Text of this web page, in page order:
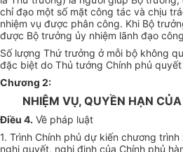
chỉ đạo một số mặt công tác và chịu
nhiệm vụ được phân công. Khi Bộ
được Bộ trưởng ủy nhiệm lãnh đạo
Số lượng Thứ trưởng ở mỗi bộ không
đặc biệt do Thủ tướng Chính phủ quyết
Chương 2:
NHIỆM VỤ, QUYỀN HẠN
Điều 4. Về pháp luật
1. Trình Chính phủ dự kiến chương
nghị quyết, nghị định của Chính phủ